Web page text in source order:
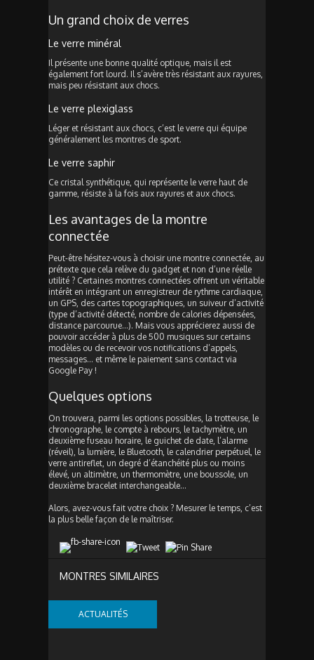
Un grand choix de verres
Le verre minéral
Il présente une bonne qualité optique, mais il est
également fort lourd. Il s’avère très résistant aux rayures,
mais peu résistant aux chocs.
Le verre plexiglass
Léger et résistant aux chocs, c’est le verre qui équipe
généralement les montres de sport.
Le verre saphir
Ce cristal synthétique, qui représente le verre haut de
gamme, résiste à la fois aux rayures et aux chocs.
Les avantages de la montre
connectée
Peut-être hésitez-vous à choisir une montre connectée, au
prétexte que cela relève du gadget et non d’une réelle
utilité ? Certaines montres connectées offrent un véritable
intérêt en intégrant un enregistreur de rythme cardiaque,
un GPS, des cartes topographiques, un suiveur d’activité
(type d’activité détecté, nombre de calories dépensées,
distance parcourue…). Mais vous apprécierez aussi de
pouvoir accéder à plus de 500 musiques sur certains
modèles ou de recevoir vos notifications d’appels,
messages… et même le paiement sans contact via
Google Pay !
Quelques options
On trouvera, parmi les options possibles, la trotteuse, le
chronographe, le compte à rebours, le tachymètre, un
deuxième fuseau horaire, le guichet de date, l’alarme
(réveil), la lumière, le Bluetooth, le calendrier perpétuel, le
verre antireflet, un degré d’étanchéité plus ou moins
élevé, un altimètre, un thermomètre, une boussole, un
deuxième bracelet interchangeable…
Alors, avez-vous fait votre choix ? Mesurer le temps, c’est
la plus belle façon de le maîtriser.
MONTRES SIMILAIRES
ACTUALITÉS